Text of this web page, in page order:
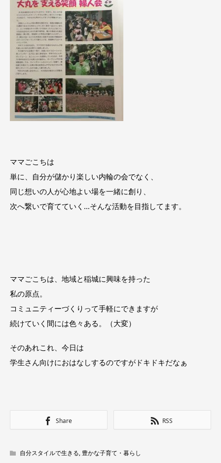
ママごこちは
単に、自分が儲かり楽しい内輪の会でなく、
同じ想いの人が心地よい場を一緒に創り、
次へ繋いで育てていく…そんな活動を目指してます。
ママごこちは、地域と稲城に興味を持った
私の原点。
コミュニティーづくりって手軽にできますが
続けていく間には色々ある。（大変）
そのあれこれ、今日は
学生さん向けにおはなしするのですがドキドキだなぁ
Share RSS
自分スタイルで生きる, 豊かな子育て・暮らし